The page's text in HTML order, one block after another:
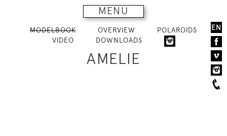
MENU
EN
MODELBOOK OVERVIEW
POLAROIDS
VIDEO
DOWNLOADS
AMELIE